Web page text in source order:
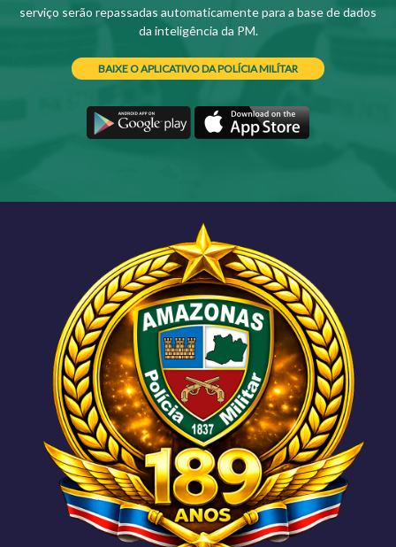
serviço serão repassadas automaticamente para a base de dados
da inteligência da PM.
BAIXE O APLICATIVO DA POLÍCIA MILÍTAR